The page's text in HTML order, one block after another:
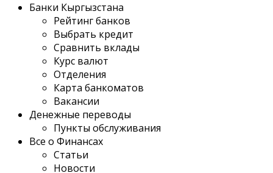
Банки Кыргызстана
Рейтинг банков
Выбрать кредит
Сравнить вклады
Курс валют
Отделения
Карта банкоматов
Вакансии
Денежные переводы
Пункты обслуживания
Все о Финансах
Статьи
Новости